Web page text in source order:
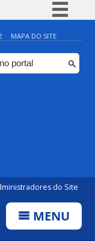
BR
Participe
MAPA DO SITE
do Site
MENU